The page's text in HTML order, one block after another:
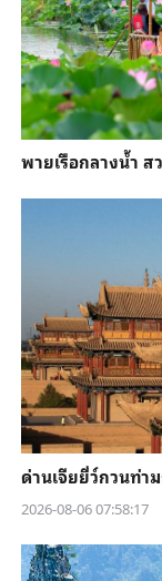
พายเรือกลางน้ำ
ด่านเจียยี่ว์กวนท่า
2026-08-06 07:58:17